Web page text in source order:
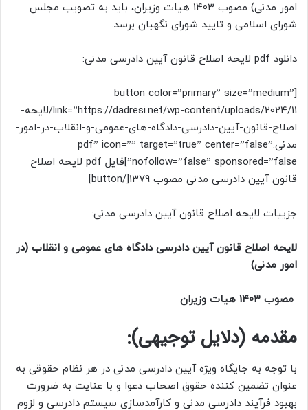
امور مدنی) مصوب 1403 هیات وزیران، باید به تصویب مجلس
شورای اسلامی و تایید شورای نگهبان برسد.
دانلود pdf لایحه اصلاح قانون آیین دادرسی مدنی:
[button color=”primary” size=”medium”
link=”https://dadresi.net/wp-content/uploads/2024/11/لایحه-
اصلاح-قانون-آیین-دادرسی-دادگاه-های-عمومی-و-انقلاب-در-امور-
مدنی.pdf” icon=”” target=”true” center=”false”
nofollow=”false” sponsored=”false”]فایل pdf لایحه اصلاح
قانون آیین دادرسی مدنی مصوب 1379[/button]
جزییات لایحه اصلاح قانون آیین دادرسی مدنی:
لایحه اصلاح قانون آیین دادرسی دادگاه های عمومی و انقلاب (در
امور مدنی)
مصوب 1403 هیات وزیران
مقدمه (دلایل توجیهی):
با توجه به جایگاه ویژه آیین دادرسی مدنی در هر نظام حقوقی به
عنوان تضمین کننده حقوق اصحاب دعوا و با عنایت به ضرورت
بهبود فرآیند دادرسی مدنی و کارآمدسازی سیستم دادرسی و لزوم